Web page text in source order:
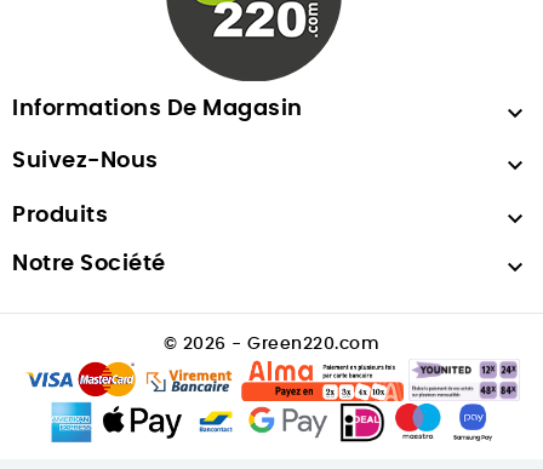
Informations De Magasin 
Suivez-Nous 
Produits 
Notre Société 
© 2026 - Green220.com